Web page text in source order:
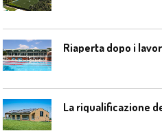
Riaperta dopo i
La riqualificazione